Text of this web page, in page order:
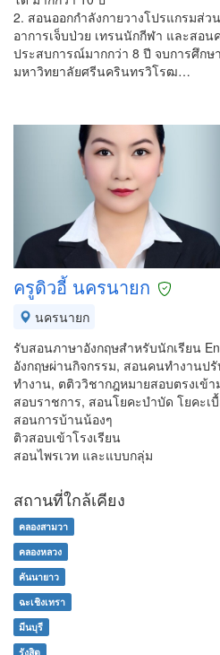
2. สอนออกกำลังกายวางโปรแกรมส่
อาการเจ็บป่วย เทรนนักกีฬา และสอน
ประสบการณ์มากกว่า 8 ปี จบการศึกษ
มหาวิทยาลัยศรีนครินทรวิโรฒ…
ครูดิวอี้ นครนายก
นครนายก
รับสอนภาษาอังกฤษสำหรับนักเรียน
อังกฤษผ่านกิจกรรม, สอนคนทำงานป
ทำงาน, ตติววิชากฎหมายสอบตรงเข้
สอบราชการ, สอนโยคะบำบัด โยคะ
สอนการบ้านน้องๆ
ติวสอบเข้าโรงเรียน
สอนไพรเวท และแบบกลุ่ม
สถานที่ใกล้เคียง
คลองสามวา
คลองหลวง
คันนายาว
ฉะเชิงเทรา
มีนบุรี
รังสิต